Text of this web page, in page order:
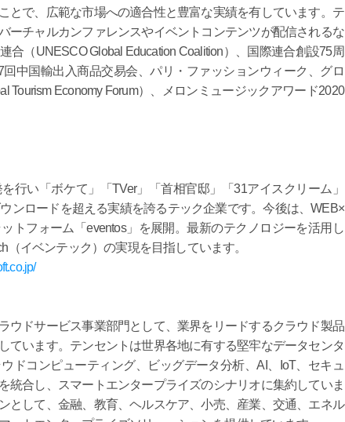
とで、広範な市場への適合性と豊富な実績を有しています。テ
ーチャルカンファレンスやイベントコンテンツが配信されるな
（UNESCO Global Education Coalition）、国際連合創設75周
中国輸出入商品交易会、パリ・ファッションウィーク、グロ
Tourism Economy Forum）、メロンミュージックアワード2020
行い「ボケて」「TVer」「首相官邸」「31アイスクリーム」
ンロードを超える実績を誇るテック企業です。今後は、WEB×
トフォーム「eventos」を展開。最新のテクノロジーを活用し
イベンテック）の実現を目指しています。
ウドサービス事業部門として、業界をリードするクラウド製品
ています。テンセントは世界各地に有する堅牢なデータセンタ
ドコンピューティング、ビッグデータ分析、AI、IoT、セキュ
統合し、スマートエンタープライズのシナリオに集約していま
として、金融、教育、ヘルスケア、小売、産業、交通、エネル